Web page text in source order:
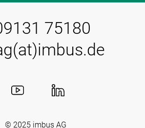
75180
© 2025 imbus AG